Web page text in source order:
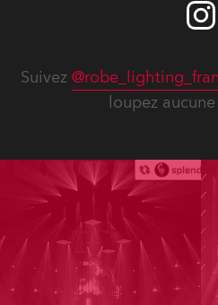
Suivez
loupez